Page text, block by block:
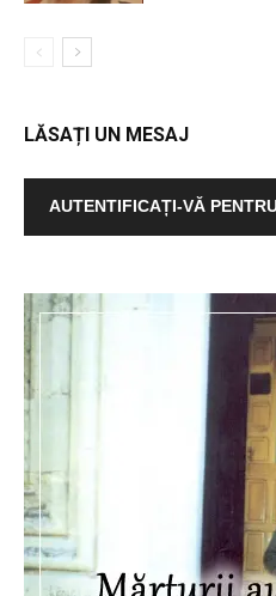
LĂSAȚI UN MESAJ
AUTENTIFICAȚI-VĂ